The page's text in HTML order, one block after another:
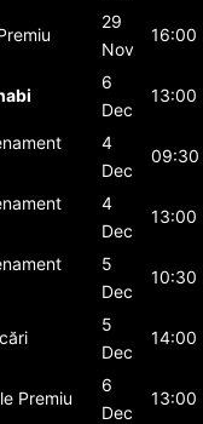
29
Nov
16:00
6
Dec
13:00
4
Dec
09:30
4
Dec
13:00
5
Dec
10:30
5
Dec
14:00
Premiu
6
Dec
13:00